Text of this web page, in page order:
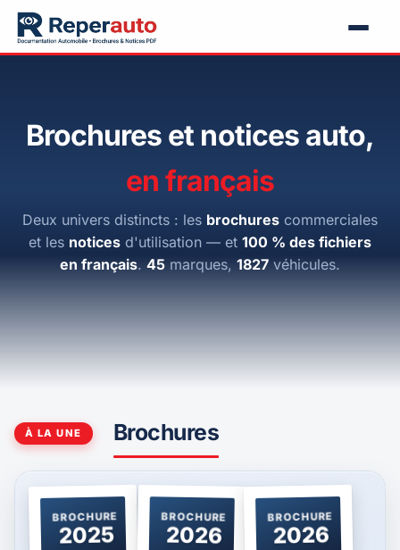
Brochures et notices auto,
en français
Deux univers distincts : les brochures commerciales
et les notices d'utilisation — et 100 % des fichiers
en français. 45 marques, 1827 véhicules.
À LA UNE Brochures
BROCHURE
2025
BROCHURE
2026
BROCHURE
2026